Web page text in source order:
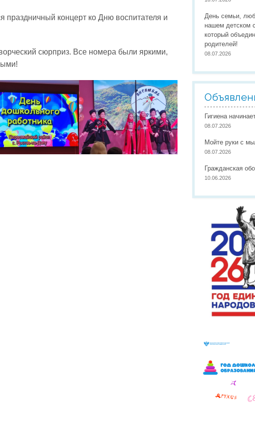
Развивающая предметно-пространственная среда
Обеспечение здоровья, безопасности, качеству услуг по
Международное сотрудничество
Наши работы
Участие в конкурсах
Школа маленьких патриотов
концерт ко Дню воспитателя и
сюрприз. Все номера были яркими,
День семьи,
нашем детском
который
родителей!
08.07.2026
Гигиена
08.07.2026
Мойте руки с
08.07.2026
Гражданская
10.06.2026